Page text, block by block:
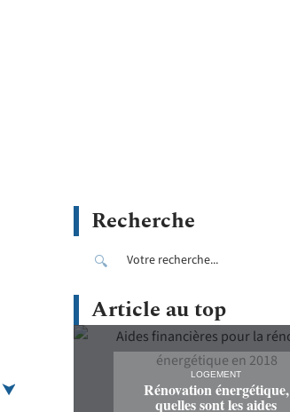
Recherche
Article au top
LOGEMENT
Rénovation énergétique,
quelles sont les aides